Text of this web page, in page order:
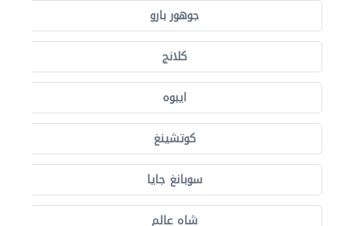
جوهور بارو
كلانج
ايبوه
كوتشينغ
سوبانغ جايا
شاه عالم